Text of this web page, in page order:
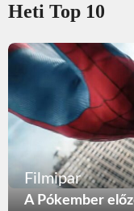
Heti Top 10
Filmipar
A Pókember